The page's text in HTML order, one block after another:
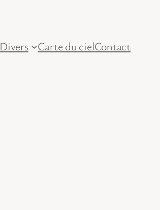
Divers Carte du cielContact